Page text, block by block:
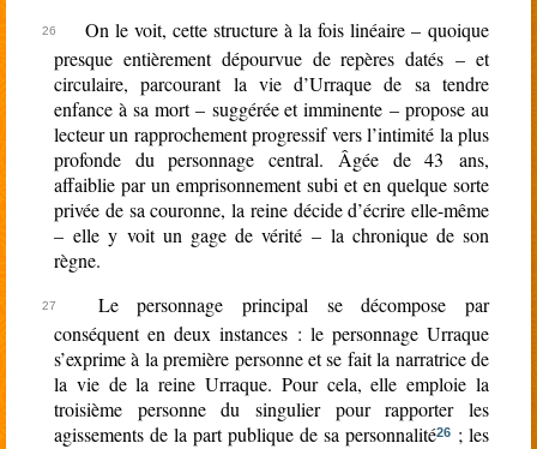
On le voit, cette structure à la fois linéaire – quoique
presque entièrement dépourvue de repères datés – et
circulaire, parcourant la vie d’Urraque de sa tendre
enfance à sa mort – suggérée et imminente – propose au
lecteur un rapprochement progressif vers l’intimité la plus
profonde du personnage central. Âgée de 43 ans,
affaiblie par un emprisonnement subi et en quelque sorte
privée de sa couronne, la reine décide d’écrire elle-même
– elle y voit un gage de vérité – la chronique de son
règne.
Le personnage principal se décompose par
conséquent en deux instances : le personnage Urraque
s’exprime à la première personne et se fait la narratrice de
la vie de la reine Urraque. Pour cela, elle emploie la
troisième personne du singulier pour rapporter les
agissements de la part publique de sa personnalité26 ; les